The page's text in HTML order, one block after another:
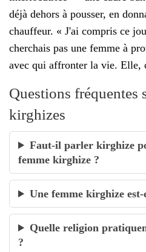
déjà dehors à pousser, en
chauffeur. « J'ai compris ce
cherchais pas une femme à
avec qui affronter la vie. Elle,
Questions fréquentes
kirghizes
Faut-il parler kirghize
femme kirghize ?
Une femme kirghize
Quelle religion
?